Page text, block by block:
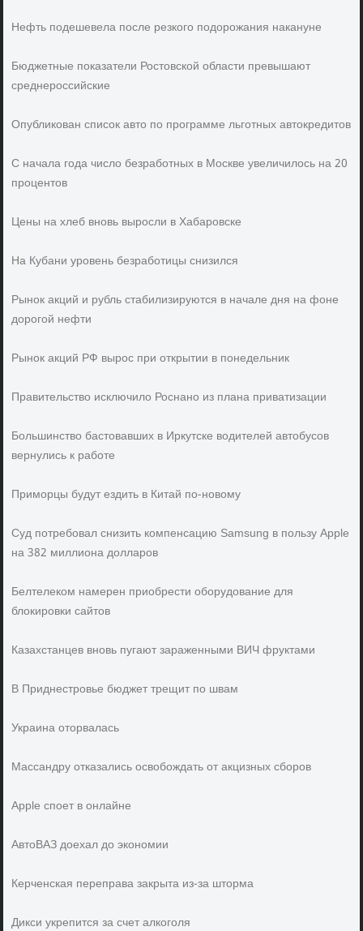
Нефть подешевела после резкого подорожания накануне
Бюджетные показатели Ростовской области превышают
среднероссийские
Опубликован список авто по программе льготных автокредитов
С начала года число безработных в Москве увеличилось на 20
процентов
Цены на хлеб вновь выросли в Хабаровске
На Кубани уровень безработицы снизился
Рынок акций и рубль стабилизируются в начале дня на фоне
дорогой нефти
Рынок акций РФ вырос при открытии в понедельник
Правительство исключило Роснано из плана приватизации
Большинство бастовавших в Иркутске водителей автобусов
вернулись к работе
Приморцы будут ездить в Китай по-новому
Суд потребовал снизить компенсацию Samsung в пользу Apple
на 382 миллиона долларов
Белтелеком намерен приобрести оборудование для
блокировки сайтов
Казахстанцев вновь пугают зараженными ВИЧ фруктами
В Приднестровье бюджет трещит по швам
Украина оторвалась
Массандру отказались освобождать от акцизных сборов
Apple споет в онлайне
АвтоВАЗ доехал до экономии
Керченская переправа закрыта из-за шторма
Дикси укрепится за счет алкоголя